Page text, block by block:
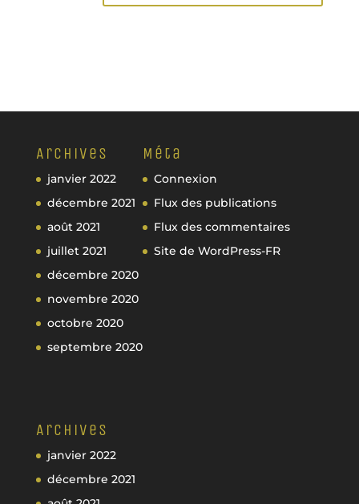
Archives
janvier 2022
décembre 2021
août 2021
juillet 2021
décembre 2020
novembre 2020
octobre 2020
septembre 2020
Méta
Connexion
Flux des publications
Flux des commentaires
Site de WordPress-FR
Archives
janvier 2022
décembre 2021